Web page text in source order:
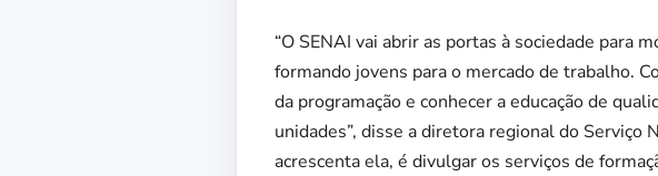
“O SENAI vai abrir as portas à sociedade para
formando jovens para o mercado de trabalho.
da programação e conhecer a educação de
unidades”, disse a diretora regional do
acrescenta ela, é divulgar os serviços de